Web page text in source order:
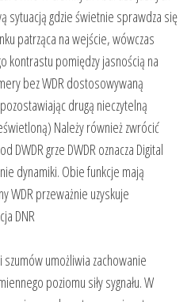
sytuacją gdzie świetnie sprawdza się
patrząca na wejście, wówczas
kontrastu pomiędzy jasnością na
bez WDR dostosowywaną
drugą nieczytelną
Należy również zwrócić
DWDR grze DWDR oznacza Digital
dynamiki. Obie funkcje mają
WDR przeważnie uzyskuje
DNR
umożliwia zachowanie
poziomu siły sygnału. W